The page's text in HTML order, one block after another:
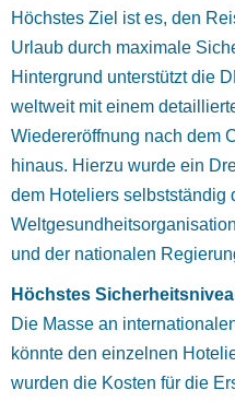
Höchstes Ziel ist es, den
Urlaub durch maximale
Hintergrund unterstützt die
weltweit mit einem
Wiedereröffnung nach dem
hinaus. Hierzu wurde ein
dem Hoteliers selbstständig
und der nationalen
Höchstes
Die Masse an
könnte den einzelnen
wurden die Kosten für die